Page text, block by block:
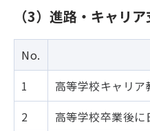
（3）進路・キャリ
No.
1
高等学校キャリ
2
高等学校卒業後